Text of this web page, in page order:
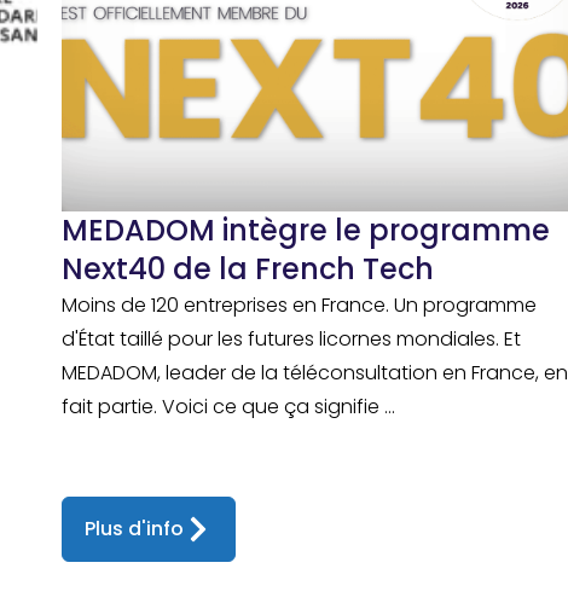
MEDADOM intègre le programme
Next40 de la French Tech
Moins de 120 entreprises en France. Un programme
d'État taillé pour les futures licornes mondiales. Et
MEDADOM, leader de la téléconsultation en France, en
fait partie. Voici ce que ça signifie ...
Plus d'info